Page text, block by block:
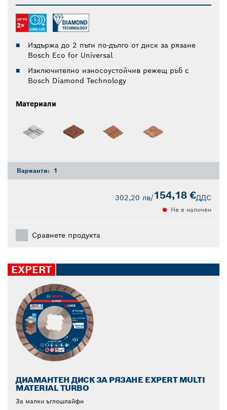
Издържа до 2 пъти по-дълго от диск за рязане
Bosch Eco for Universal
Изключително износоустойчив режещ ръб с
Bosch Diamond Technology
Материали
Варианти: 1
302,20 лв/154,18 €ДДС
Не е наличен
Сравнете продукта
EXPERT
ДИАМАНТЕН ДИСК ЗА РЯЗАНЕ EXPERT MULTI
MATERIAL TURBO
За малки ъглошлайфи